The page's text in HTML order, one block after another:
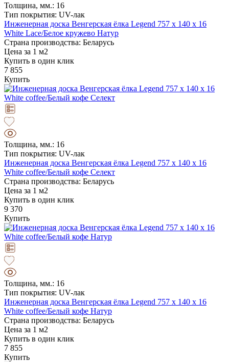
Толщина, мм.: 16
Тип покрытия: UV-лак
Инженерная доска Венгерская ёлка Legend 757 х 140 х 16
White Lace/Белое кружево Натур
Страна производства: Беларусь
Цена за 1 м2
Купить в один клик
7 855
Купить
Толщина, мм.: 16
Тип покрытия: UV-лак
Инженерная доска Венгерская ёлка Legend 757 х 140 х 16
White coffee/Белый кофе Селект
Страна производства: Беларусь
Цена за 1 м2
Купить в один клик
9 370
Купить
Толщина, мм.: 16
Тип покрытия: UV-лак
Инженерная доска Венгерская ёлка Legend 757 х 140 х 16
White coffee/Белый кофе Натур
Страна производства: Беларусь
Цена за 1 м2
Купить в один клик
7 855
Купить